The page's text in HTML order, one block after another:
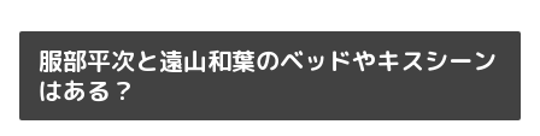
服部平次と遠山和葉のベッドやキスシーン
はある？